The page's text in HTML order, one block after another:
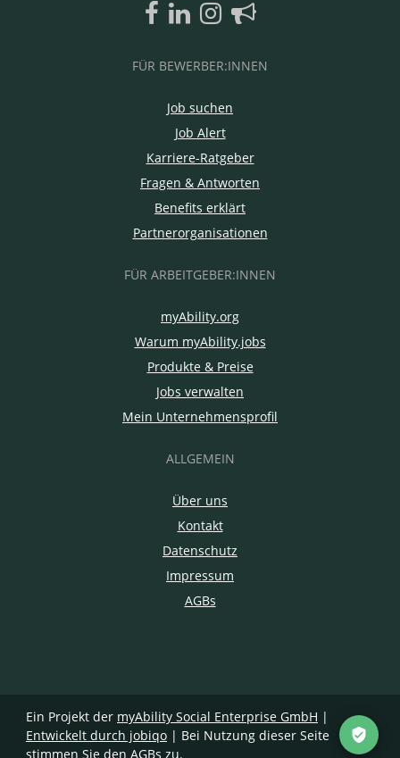
FÜR BEWERBER:INNEN
Job suchen
Job Alert
Karriere-Ratgeber
Fragen & Antworten
Benefits erklärt
Partnerorganisationen
FÜR ARBEITGEBER:INNEN
myAbility.org
Warum myAbility.jobs
Produkte & Preise
Jobs verwalten
Mein Unternehmensprofil
ALLGEMEIN
Über uns
Kontakt
Datenschutz
Impressum
AGBs
Ein Projekt der myAbility Social Enterprise GmbH |
Entwickelt durch jobiqo | Bei Nutzung dieser Seite
stimmen Sie den AGBs zu.